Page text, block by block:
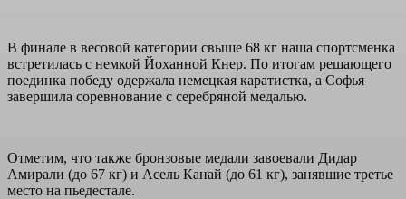
В финале в весовой категории свыше 68 кг наша спортсменка
встретилась с немкой Йоханной Кнер. По итогам решающего
поединка победу одержала немецкая каратистка, а Софья
завершила соревнование с серебряной медалью.
Отметим, что также бронзовые медали завоевали Дидар
Амирали (до 67 кг) и Асель Канай (до 61 кг), занявшие третье
место на пьедестале.